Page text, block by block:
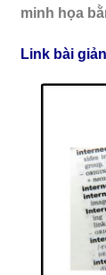
minh họa
Link bài